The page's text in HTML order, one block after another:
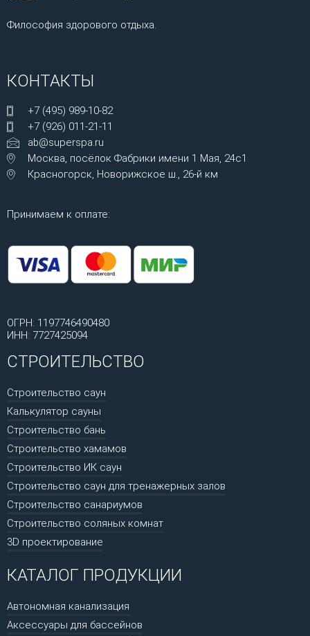
Философия здорового отдыха.
КОНТАКТЫ
+7 (495) 989-10-82
+7 (926) 011-21-11
ab@superspa.ru
Москва, посёлок Фабрики имени 1 Мая, 24с1
Красногорск, Новорижское ш., 26-й км
Принимаем к оплате:
ОГРН: 1197746490480
ИНН: 7727425094
СТРОИТЕЛЬСТВО
Строительство саун
Калькулятор сауны
Строительство бань
Строительство хамамов
Строительство ИК саун
Строительство саун для тренажерных залов
Строительство санариумов
Строительство соляных комнат
3D проектирование
КАТАЛОГ ПРОДУКЦИИ
Автономная канализация
Аксессуары для бассейнов